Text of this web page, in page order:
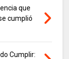
que
cumplió
Cumplir: